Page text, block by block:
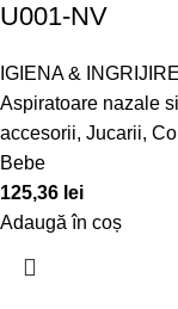
U001-NV
IGIENA & INGRIJIRE
Aspiratoare nazale si
accesorii, Jucarii,
Bebe
125,36 lei
Adaugă în coș